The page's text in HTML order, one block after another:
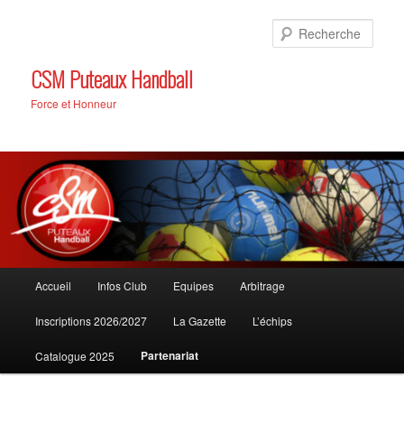
principalCSM Puteaux Handball
Force et Honneur
principal
Accueil Infos Club Equipes Arbitrage
Inscriptions 2026/2027 La Gazette L’échips
Catalogue 2025 Partenariat